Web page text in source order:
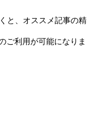
と、オススメ記事の精
ご利用が可能になりま